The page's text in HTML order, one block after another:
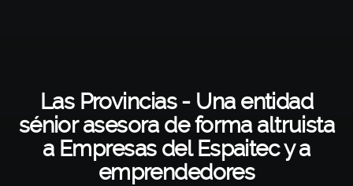
Las Provincias - Una entidad
sénior asesora de forma altruista
a Empresas del Espaitec y a
emprendedores